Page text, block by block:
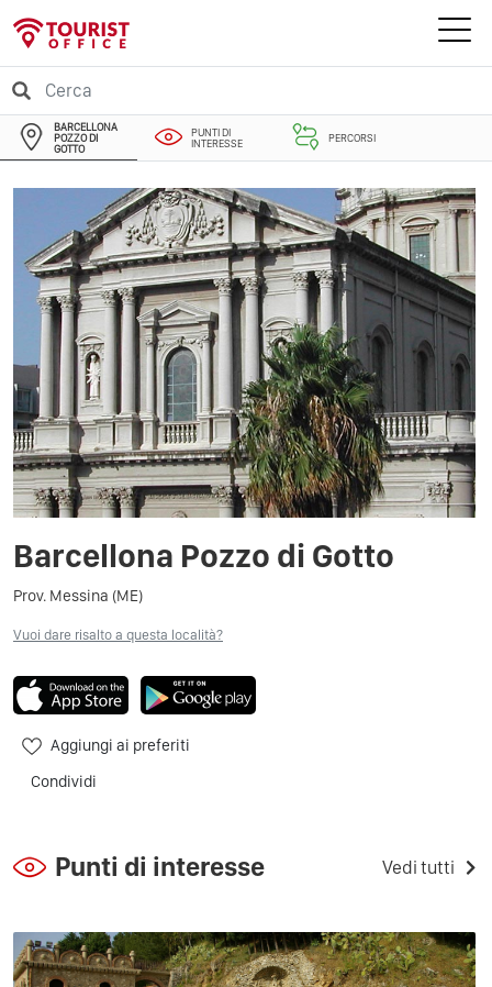
BARCELLONA
POZZO DI
GOTTO
PUNTI DI
INTERESSE
PERCORSI
Barcellona Pozzo di Gotto
Prov. Messina (ME)
Vuoi dare risalto a questa località?
Aggiungi ai preferiti
Condividi
Punti di interesse Vedi tutti